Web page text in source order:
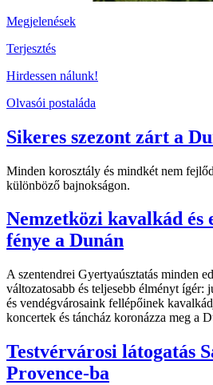
Megjelenések
Terjesztés
Hirdessen nálunk!
Olvasói postaláda
Sikeres szezont zárt a
Minden korosztály és mindkét nem
különböző bajnokságon.
Nemzetközi kavalkád és
fénye a Dunán
A szentendrei Gyertyaúsztatás minden
változatosabb és teljesebb élményt ígér:
és vendégvárosaink fellépőinek
koncertek és táncház koronázza meg a
Testvérvárosi látogatás
Provence-ba